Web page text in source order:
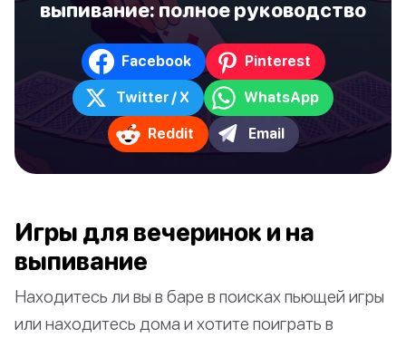
выпивание: полное руководство
Facebook Pinterest
Twitter / X WhatsApp
Reddit Email
Игры для вечеринок и на
выпивание
Находитесь ли вы в баре в поисках пьющей игры
или находитесь дома и хотите поиграть в